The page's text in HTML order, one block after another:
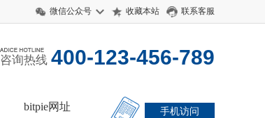
微信公众号 收藏本站 联系客服
咨询热线 400-123-456-789
bitpie网址 手机访问